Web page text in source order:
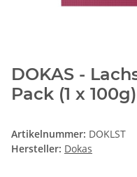
DOKAS -
Pack (1 x 100g)
Artikelnummer: DOKLST
Hersteller: Dokas